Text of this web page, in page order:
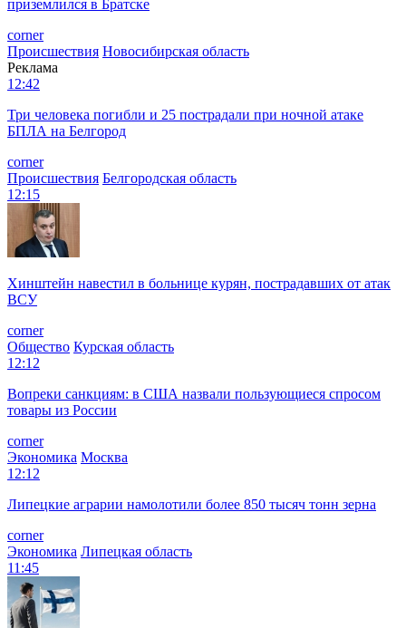
приземлился в Братске
corner
Происшествия Новосибирская область
Реклама
12:42
Три человека погибли и 25 пострадали при ночной атаке
БПЛА на Белгород
corner
Происшествия Белгородская область
12:15
Хинштейн навестил в больнице курян, пострадавших от атак
ВСУ
corner
Общество Курская область
12:12
Вопреки санкциям: в США назвали пользующиеся спросом
товары из России
corner
Экономика Москва
12:12
Липецкие аграрии намолотили более 850 тысяч тонн зерна
corner
Экономика Липецкая область
11:45